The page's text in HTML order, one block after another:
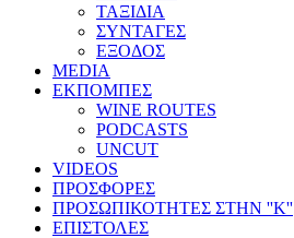
ΤΑΞΙΔΙΑ
ΣΥΝΤΑΓΕΣ
ΕΞΟΔΟΣ
MEDIA
ΕΚΠΟΜΠΕΣ
WINE ROUTES
PODCASTS
UNCUT
VIDEOS
ΠΡΟΣΦΟΡΕΣ
ΠΡΟΣΩΠΙΚΟΤΗΤΕΣ ΣΤΗΝ ''Κ''
ΕΠΙΣΤΟΛΕΣ